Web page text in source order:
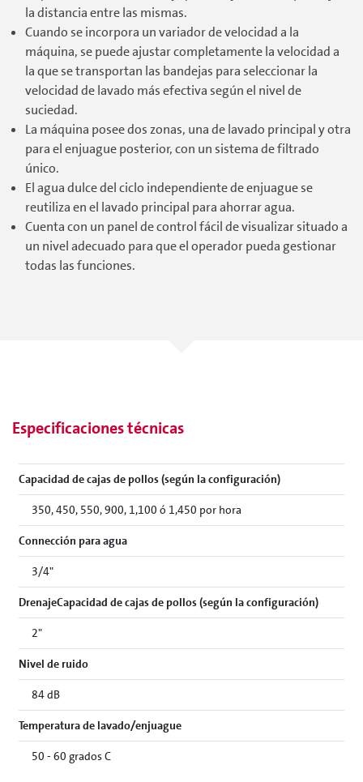
la distancia entre las mismas.
Cuando se incorpora un variador de velocidad a la
máquina, se puede ajustar completamente la velocidad a
la que se transportan las bandejas para seleccionar la
velocidad de lavado más efectiva según el nivel de
suciedad.
La máquina posee dos zonas, una de lavado principal y otra
para el enjuague posterior, con un sistema de filtrado
único.
El agua dulce del ciclo independiente de enjuague se
reutiliza en el lavado principal para ahorrar agua.
Cuenta con un panel de control fácil de visualizar situado a
un nivel adecuado para que el operador pueda gestionar
todas las funciones.
Especificaciones técnicas
Capacidad de cajas de pollos (según la configuración)
350, 450, 550, 900, 1,100 ó 1,450 por hora
Connección para agua
3/4"
DrenajeCapacidad de cajas de pollos (según la configuración)
2"
Nivel de ruido
84 dB
Temperatura de lavado/enjuague
50 - 60 grados C